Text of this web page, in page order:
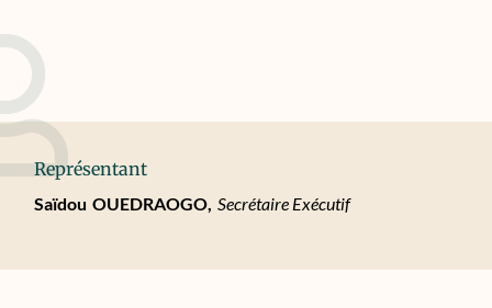
Représentant
Saïdou OUEDRAOGO, Secrétaire Exécutif